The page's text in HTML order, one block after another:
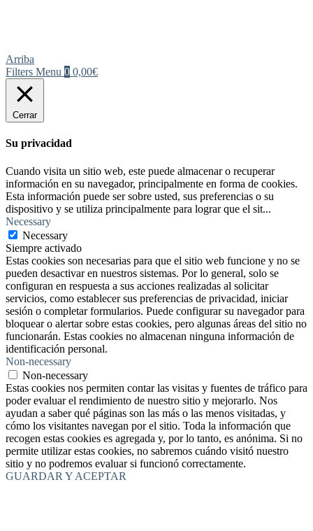
Arriba
Filters Menu 0 0,00€
Cerrar
Su privacidad
Cuando visita un sitio web, este puede almacenar o recuperar
información en su navegador, principalmente en forma de cookies.
Esta información puede ser sobre usted, sus preferencias o su
dispositivo y se utiliza principalmente para lograr que el sit...
Necessary
Necessary
Siempre activado
Estas cookies son necesarias para que el sitio web funcione y no se
pueden desactivar en nuestros sistemas. Por lo general, solo se
configuran en respuesta a sus acciones realizadas al solicitar
servicios, como establecer sus preferencias de privacidad, iniciar
sesión o completar formularios. Puede configurar su navegador para
bloquear o alertar sobre estas cookies, pero algunas áreas del sitio no
funcionarán. Estas cookies no almacenan ninguna información de
identificación personal.
Non-necessary
Non-necessary
Estas cookies nos permiten contar las visitas y fuentes de tráfico para
poder evaluar el rendimiento de nuestro sitio y mejorarlo. Nos
ayudan a saber qué páginas son las más o las menos visitadas, y
cómo los visitantes navegan por el sitio. Toda la información que
recogen estas cookies es agregada y, por lo tanto, es anónima. Si no
permite utilizar estas cookies, no sabremos cuándo visitó nuestro
sitio y no podremos evaluar si funcionó correctamente.
GUARDAR Y ACEPTAR